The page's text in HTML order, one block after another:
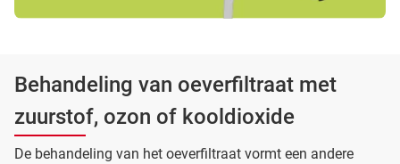
Behandeling van oeverfiltraat met
zuurstof, ozon of kooldioxide
De behandeling van het oeverfiltraat vormt een andere